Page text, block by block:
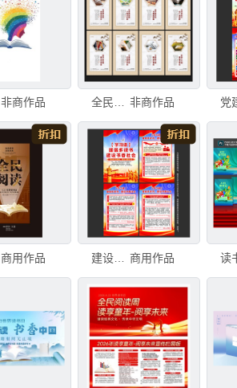
非商作品 全民阅读展板 非商作品
商用作品 建设书香社会 商用作品